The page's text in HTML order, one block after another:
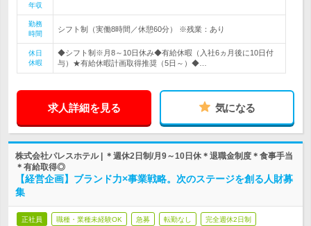
年収
勤務
時間
シフト制（実働8時間／休憩60分） ※残業：あり
休日
休暇
◆シフト制※月8～10日休み◆有給休暇（入社6ヵ月後に10日付
与）★有給休暇計画取得推奨（5日～）◆…
求人詳細を見る 気になる
株式会社パレスホテル | ＊週休2日制/月9～10日休＊退職金制度＊食事手当
＊有給取得◎
【経営企画】ブランド力×事業戦略。次のステージを創る人財募
集
正社員 職種・業種未経験OK 急募 転勤なし 完全週休2日制